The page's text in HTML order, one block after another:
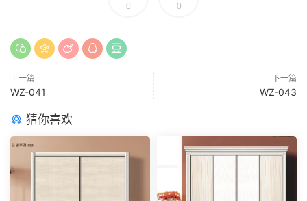
0 0
上一篇
WZ-041
下一篇
WZ-043
猜你喜欢